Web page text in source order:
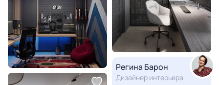
Регина Барон
Дизайнер интерьера